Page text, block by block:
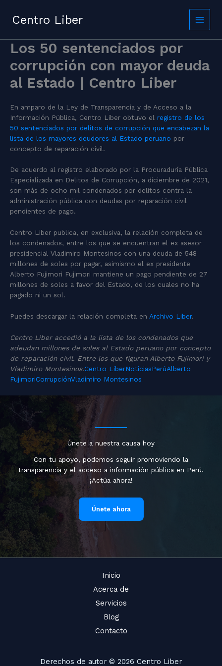
contentCentro Liber
Los 50 sentenciados por
corrupción con mayor deuda
al Estado | Centro Liber
En amparo de la Ley de Transparencia y de Acceso a la
Información Pública, Centro Liber obtuvo el registro de los
50 sentenciados por delitos de corrupción que encabezan la
lista de los mayores deudores al Estado peruano por
concepto de reparación civil.
De acuerdo al registro elaborado por la Procuraduría Pública
Especializada en Delitos de Corrupción, a diciembre de 2021,
son más de ocho mil condenados por delitos contra la
administración pública con deudas por reparación civil
pendientes de pago.
Centro Liber publica, en exclusiva, la relación completa de
los condenados, entre los que se encuentran el ex asesor
presidencial Vladimiro Montesinos con una deuda de 548
millones de soles por pagar, asimismo el ex presidente
Alberto Fujimori Fujimori mantiene un pago pendiente de 27
millones de soles a favor del Estado, de los cuales no ha
pagado ni un sol.
Puedes descargar la relación completa en Archivo Liber.
Centro Liber accedió a la lista de los condenados que
adeudan millones de soles al Estado peruano por concepto
de reparación civil. Entre los que figuran Alberto Fujimori y
Vladimiro Montesinos.Centro LiberNoticiasPerúAlberto
FujimoriCorrupciónVladimiro Montesinos
Únete a nuestra causa hoy
Con tu apoyo, podemos seguir promoviendo la
transparencia y el acceso a información pública en Perú.
¡Actúa ahora!
Únete ahora
Inicio
Acerca de
Servicios
Blog
Contacto
Derechos de autor © 2026 Centro Liber